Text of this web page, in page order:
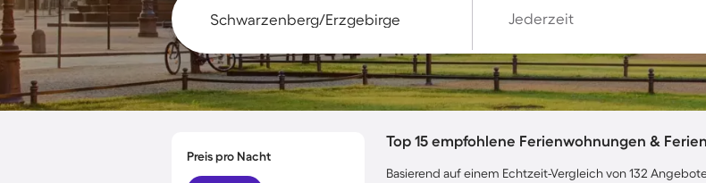
Jederzeit
Preis pro Nacht
Top 15 empfohlene Ferienwohnungen &
Basierend auf einem Echtzeit-Vergleich von 132